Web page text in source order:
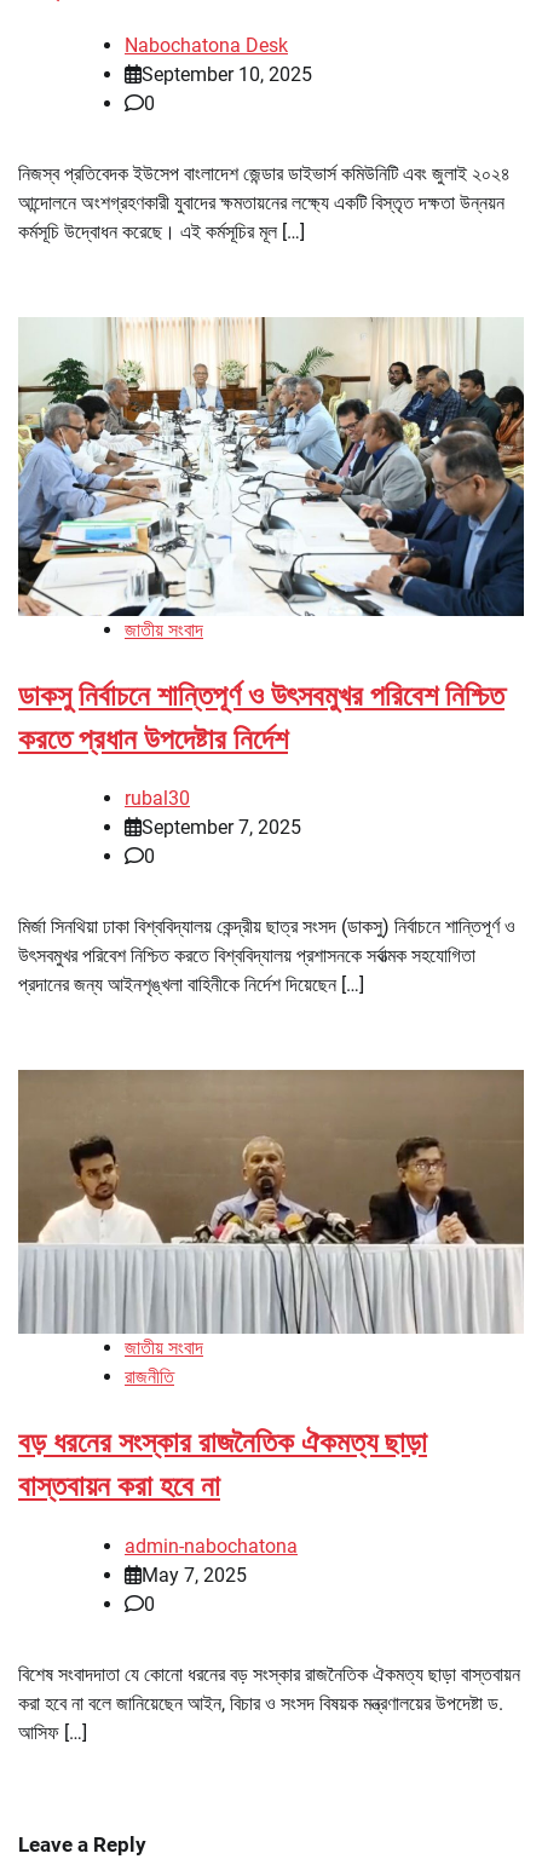
Nabochatona Desk
September 10, 2025
0
নিজস্ব প্রতিবেদক ইউসেপ বাংলাদেশ জেন্ডার ডাইভার্স কমিউনিটি এবং জুলাই ২০২৪
আন্দোলনে অংশগ্রহণকারী যুবাদের ক্ষমতায়নের লক্ষ্যে একটি বিস্তৃত দক্ষতা উন্নয়ন
কর্মসূচি উদ্বোধন করেছে। এই কর্মসূচির মূল […]
জাতীয় সংবাদ
ডাকসু নির্বাচনে শান্তিপূর্ণ ও উৎসবমুখর পরিবেশ নিশ্চিত
করতে প্রধান উপদেষ্টার নির্দেশ
rubal30
September 7, 2025
0
মির্জা সিনথিয়া ঢাকা বিশ্ববিদ্যালয় কেন্দ্রীয় ছাত্র সংসদ (ডাকসু) নির্বাচনে শান্তিপূর্ণ ও
উৎসবমুখর পরিবেশ নিশ্চিত করতে বিশ্ববিদ্যালয় প্রশাসনকে সর্বাত্মক সহযোগিতা
প্রদানের জন্য আইনশৃঙ্খলা বাহিনীকে নির্দেশ দিয়েছেন […]
জাতীয় সংবাদ
রাজনীতি
বড় ধরনের সংস্কার রাজনৈতিক ঐকমত্য ছাড়া
বাস্তবায়ন করা হবে না
admin-nabochatona
May 7, 2025
0
বিশেষ সংবাদদাতা যে কোনো ধরনের বড় সংস্কার রাজনৈতিক ঐকমত্য ছাড়া বাস্তবায়ন
করা হবে না বলে জানিয়েছেন আইন, বিচার ও সংসদ বিষয়ক মন্ত্রণালয়ের উপদেষ্টা ড.
আসিফ […]
Leave a Reply